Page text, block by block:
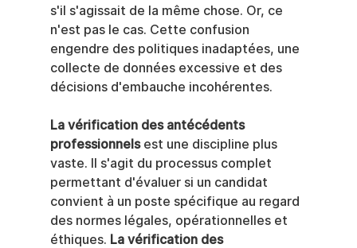
s'il s'agissait de la même chose. Or, ce
n'est pas le cas. Cette confusion
engendre des politiques inadaptées, une
collecte de données excessive et des
décisions d'embauche incohérentes.
La vérification des antécédents
professionnels est une discipline plus
vaste. Il s'agit du processus complet
permettant d'évaluer si un candidat
convient à un poste spécifique au regard
des normes légales, opérationnelles et
éthiques. La vérification des